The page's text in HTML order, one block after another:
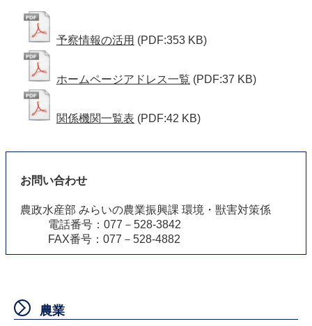
予察情報の活用 (PDF:353 KB)
ホームページアドレス一覧 (PDF:37 KB)
関係機関一覧表 (PDF:42 KB)
お問い合わせ
農政水産部 みらいの農業振興課 環境・獣害対策係
電話番号：077－528-3842
FAX番号：077－528-4882
農業